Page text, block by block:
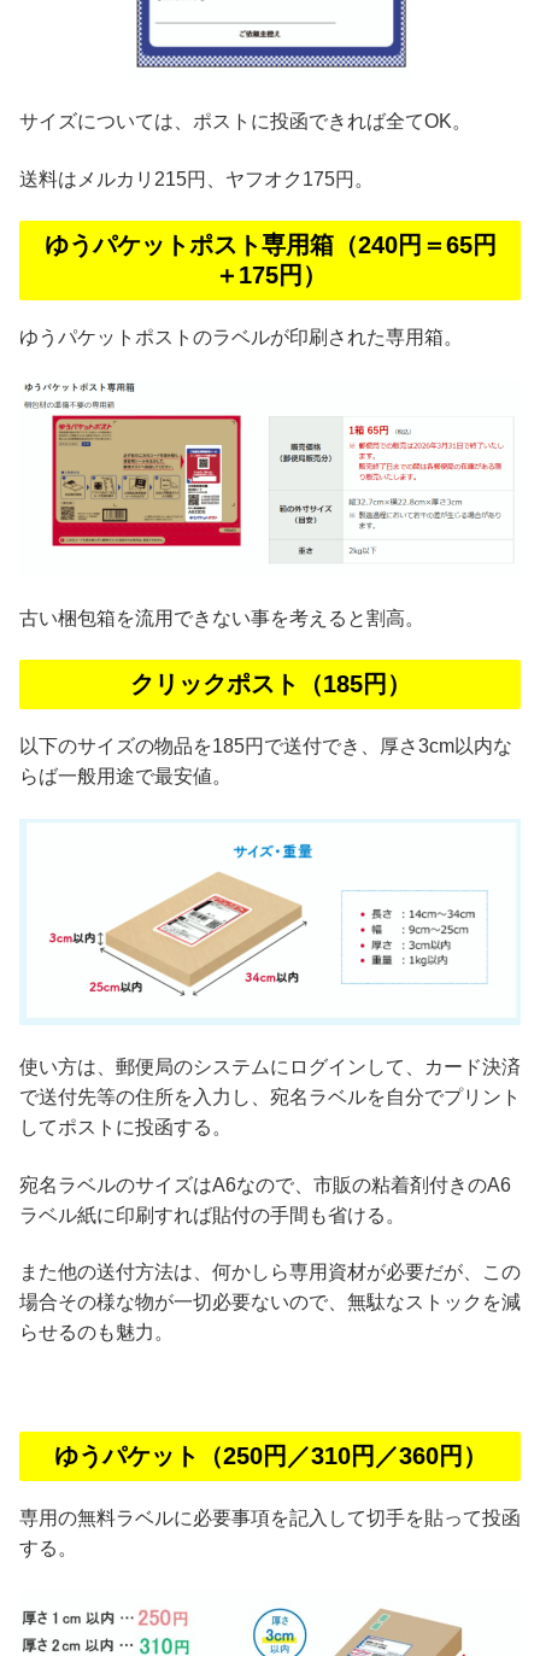
サイズについては、ポストに投函できれば全てOK。
送料はメルカリ215円、ヤフオク175円。
ゆうパケットポスト専用箱（240円＝65円
＋175円）
ゆうパケットポストのラベルが印刷された専用箱。
古い梱包箱を流用できない事を考えると割高。
クリックポスト（185円）
以下のサイズの物品を185円で送付でき、厚さ3cm以内な
らば一般用途で最安値。
使い方は、郵便局のシステムにログインして、カード決済
で送付先等の住所を入力し、宛名ラベルを自分でプリント
してポストに投函する。
宛名ラベルのサイズはA6なので、市販の粘着剤付きのA6
ラベル紙に印刷すれば貼付の手間も省ける。
また他の送付方法は、何かしら専用資材が必要だが、この
場合その様な物が一切必要ないので、無駄なストックを減
らせるのも魅力。
ゆうパケット（250円／310円／360円）
専用の無料ラベルに必要事項を記入して切手を貼って投函
する。